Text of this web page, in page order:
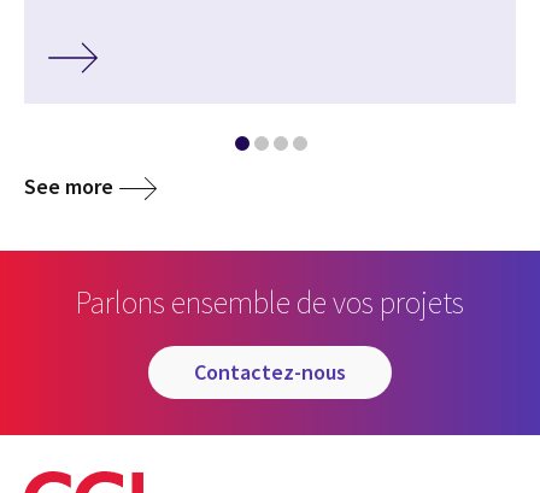
See more
Parlons ensemble de vos projets
contactez-nous